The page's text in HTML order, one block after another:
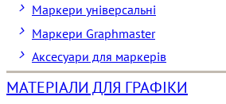
Маркери універсальні
Маркери Graphmaster
Аксесуари для маркерів
МАТЕРІАЛИ ДЛЯ ГРАФІКИ